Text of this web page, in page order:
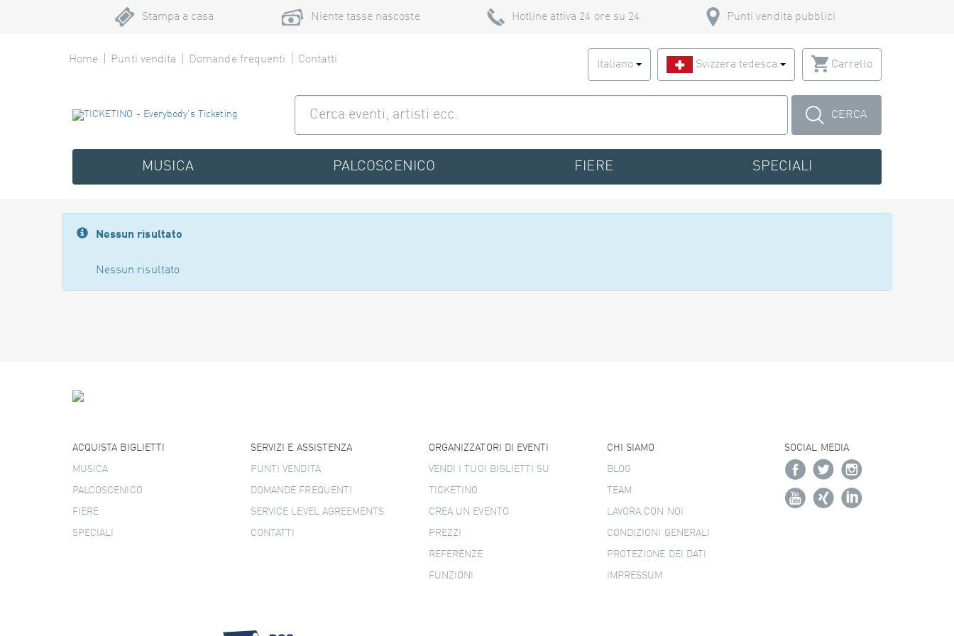
Stampa a casa Niente tasse nascoste Hotline attiva 24 ore su 24 Punti vendita pubblici
Home Punti vendita Domande frequenti Contatti Italiano Svizzera tedesca Carrello
CERCA
MUSICA PALCOSCENICO FIERE SPECIALI
Nessun risultato
Nessun risultato
ACQUISTA BIGLIETTI
MUSICA
PALCOSCENICO
FIERE
SPECIALI
SERVIZI E ASSISTENZA
PUNTI VENDITA
DOMANDE FREQUENTI
SERVICE LEVEL AGREEMENTS
CONTATTI
ORGANIZZATORI DI EVENTI
VENDI I TUOI BIGLIETTI SU
TICKETINO
CREA UN EVENTO
PREZZI
REFERENZE
FUNZIONI
CHI SIAMO
BLOG
TEAM
LAVORA CON NOI
CONDIZIONI GENERALI
PROTEZIONE DEI DATI
IMPRESSUM
SOCIAL MEDIA